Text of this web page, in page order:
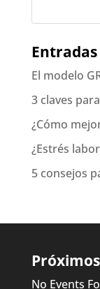
El modelo
3 claves
¿Cómo
¿Estrés
5 consejos
No Events